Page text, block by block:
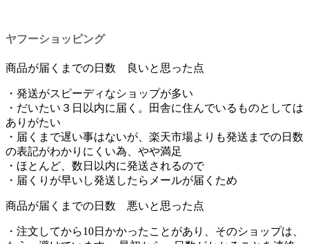
ヤフーショッピング
商品が届くまでの日数 良いと思った点
・発送がスピーディなショップが多い
・だいたい３日以内に届く。田舎に住んでいるものとしては
ありがたい
・届くまで遅い事はないが、楽天市場よりも発送までの日数
の表記がわかりにくい為、やや満足
・ほとんど、数日以内に発送されるので
・届くりが早いし発送したらメールが届くため
商品が届くまでの日数 悪いと思った点
・注文してから10日かかったことがあり、そのショップは、